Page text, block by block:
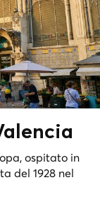
ospitato in
del 1928 nel